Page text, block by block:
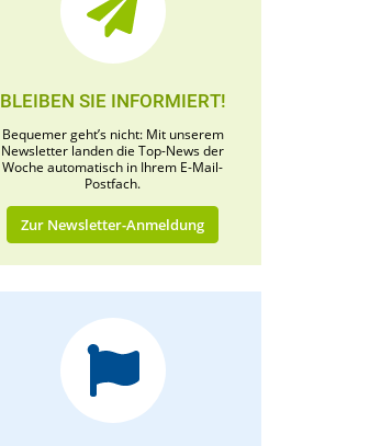
BLEIBEN SIE INFORMIERT!
Bequemer geht’s nicht: Mit unserem
Newsletter landen die Top-News der
Woche automatisch in Ihrem E-Mail-
Postfach.
Zur Newsletter-Anmeldung